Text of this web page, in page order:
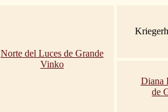
Norte del Luces de Grande
Vinko
Diana
de